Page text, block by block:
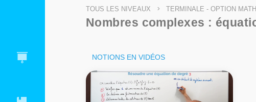
TOUS LES NIVEAUX > TERMINALE - OPTION
Nombres complexes :
NOTIONS EN VIDÉOS